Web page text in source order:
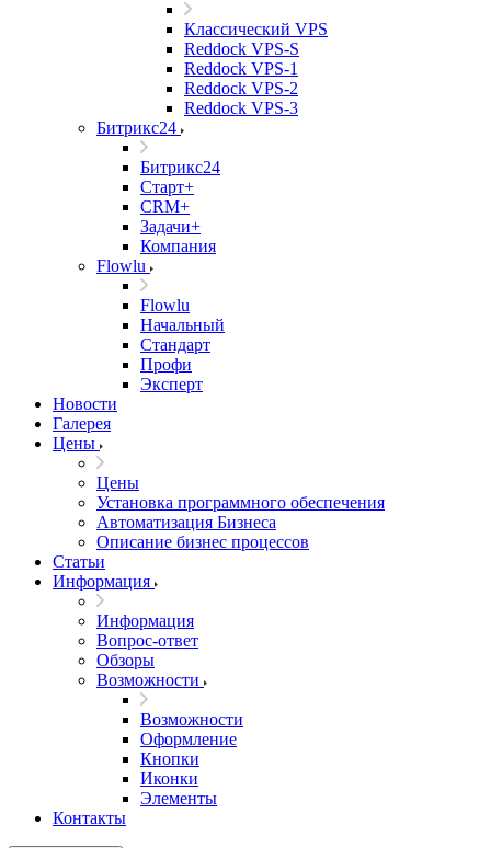
Классический VPS
Reddock VPS-S
Reddock VPS-1
Reddock VPS-2
Reddock VPS-3
Битрикс24
Битрикс24
Старт+
CRM+
Задачи+
Компания
Flowlu
Flowlu
Начальный
Стандарт
Профи
Эксперт
Новости
Галерея
Цены
Цены
Установка программного обеспечения
Автоматизация Бизнеса
Описание бизнес процессов
Статьи
Информация
Информация
Вопрос-ответ
Обзоры
Возможности
Возможности
Оформление
Кнопки
Иконки
Элементы
Контакты